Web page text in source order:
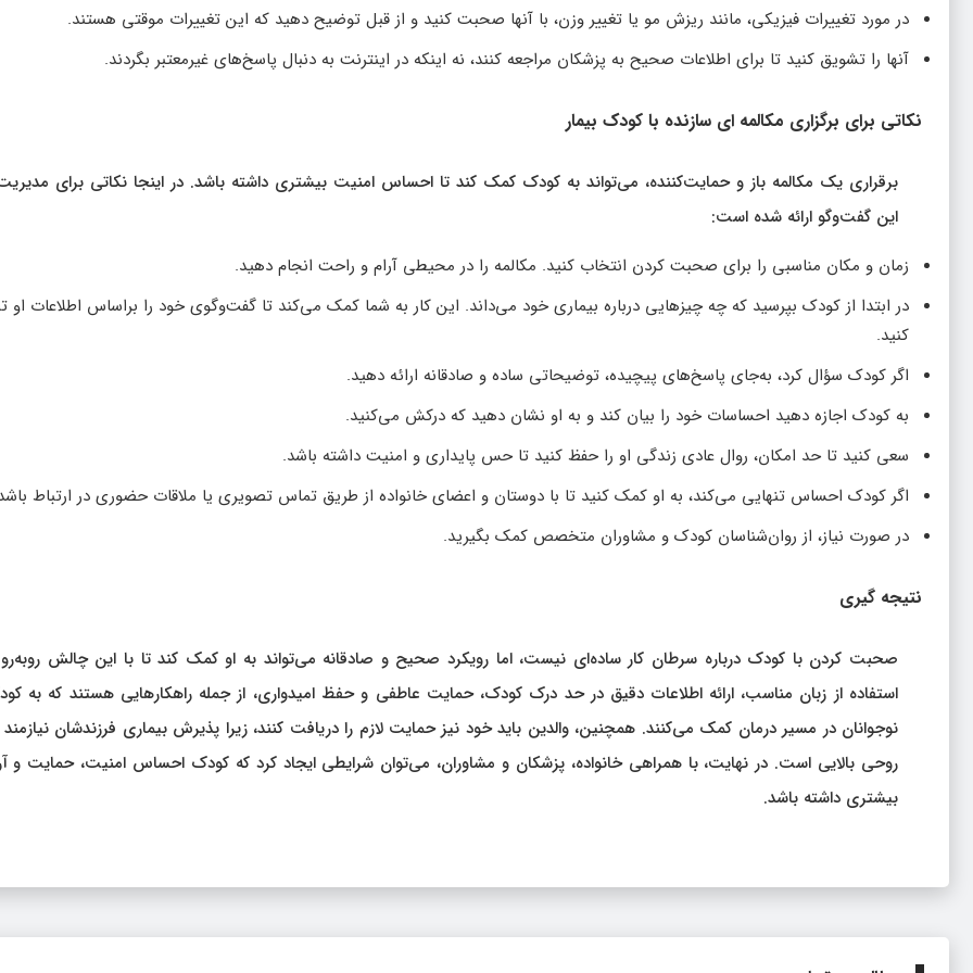
در مورد تغییرات فیزیکی، مانند ریزش مو یا تغییر وزن، با آنها صحبت کنید و از قبل توضیح دهید که این تغییرات موقتی هستند.
آنها را تشویق کنید تا برای اطلاعات صحیح به پزشکان مراجعه کنند، نه اینکه در اینترنت به دنبال پاسخ‌های غیرمعتبر بگردند.
نکاتی برای برگزاری مکالمه‌ ای سازنده با کودک بیمار
برقراری یک مکالمه باز و حمایت‌کننده، می‌تواند به کودک کمک کند تا احساس امنیت بیشتری داشته باشد. در اینجا نکاتی برای
این گفت‌وگو ارائه شده است:
زمان و مکان مناسبی را برای صحبت کردن انتخاب کنید. مکالمه را در محیطی آرام و راحت انجام دهید.
در ابتدا از کودک بپرسید که چه چیزهایی درباره بیماری خود می‌داند. این کار به شما کمک می‌کند تا گفت‌وگوی خود را براساس اطلاعات او
کنید.
اگر کودک سؤال کرد، به‌جای پاسخ‌های پیچیده، توضیحاتی ساده و صادقانه ارائه دهید.
به کودک اجازه دهید احساسات خود را بیان کند و به او نشان دهید که درکش می‌کنید.
سعی کنید تا حد امکان، روال عادی زندگی او را حفظ کنید تا حس پایداری و امنیت داشته باشد.
اگر کودک احساس تنهایی می‌کند، به او کمک کنید تا با دوستان و اعضای خانواده از طریق تماس تصویری یا ملاقات حضوری در ارتباط
در صورت نیاز، از روان‌شناسان کودک و مشاوران متخصص کمک بگیرید.
نتیجه‌ گیری
صحبت کردن با کودک درباره سرطان کار ساده‌ای نیست، اما رویکرد صحیح و صادقانه می‌تواند به او کمک کند تا با این چالش
استفاده از زبان مناسب، ارائه اطلاعات دقیق در حد درک کودک، حمایت عاطفی و حفظ امیدواری، از جمله راهکارهایی هستند که به
نوجوانان در مسیر درمان کمک می‌کنند. همچنین، والدین باید خود نیز حمایت لازم را دریافت کنند، زیرا پذیرش بیماری فرزندشان
روحی بالایی است. در نهایت، با همراهی خانواده، پزشکان و مشاوران، می‌توان شرایطی ایجاد کرد که کودک احساس امنیت، حمایت و
بیشتری داشته باشد.